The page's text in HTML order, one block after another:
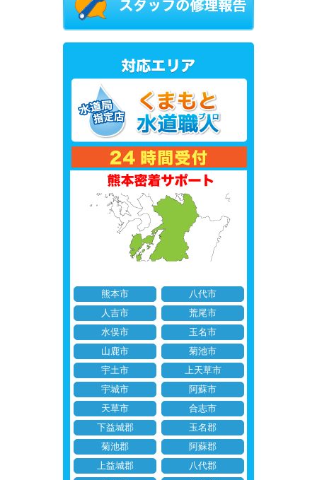
熊本市
八代市
人吉市
荒尾市
水俣市
玉名市
山鹿市
菊池市
宇土市
上天草市
宇城市
阿蘇市
天草市
合志市
下益城郡
玉名郡
菊池郡
阿蘇郡
上益城郡
八代郡